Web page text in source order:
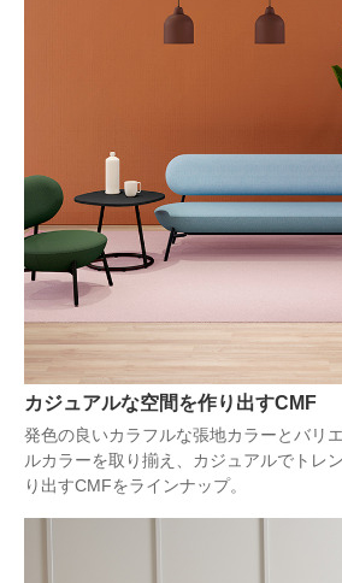
カジュアルな空間を作り出すCMF
発色の良いカラフルな張地カラーとバリ
ルカラーを取り揃え、カジュアルでトレ
り出すCMFをラインナップ。